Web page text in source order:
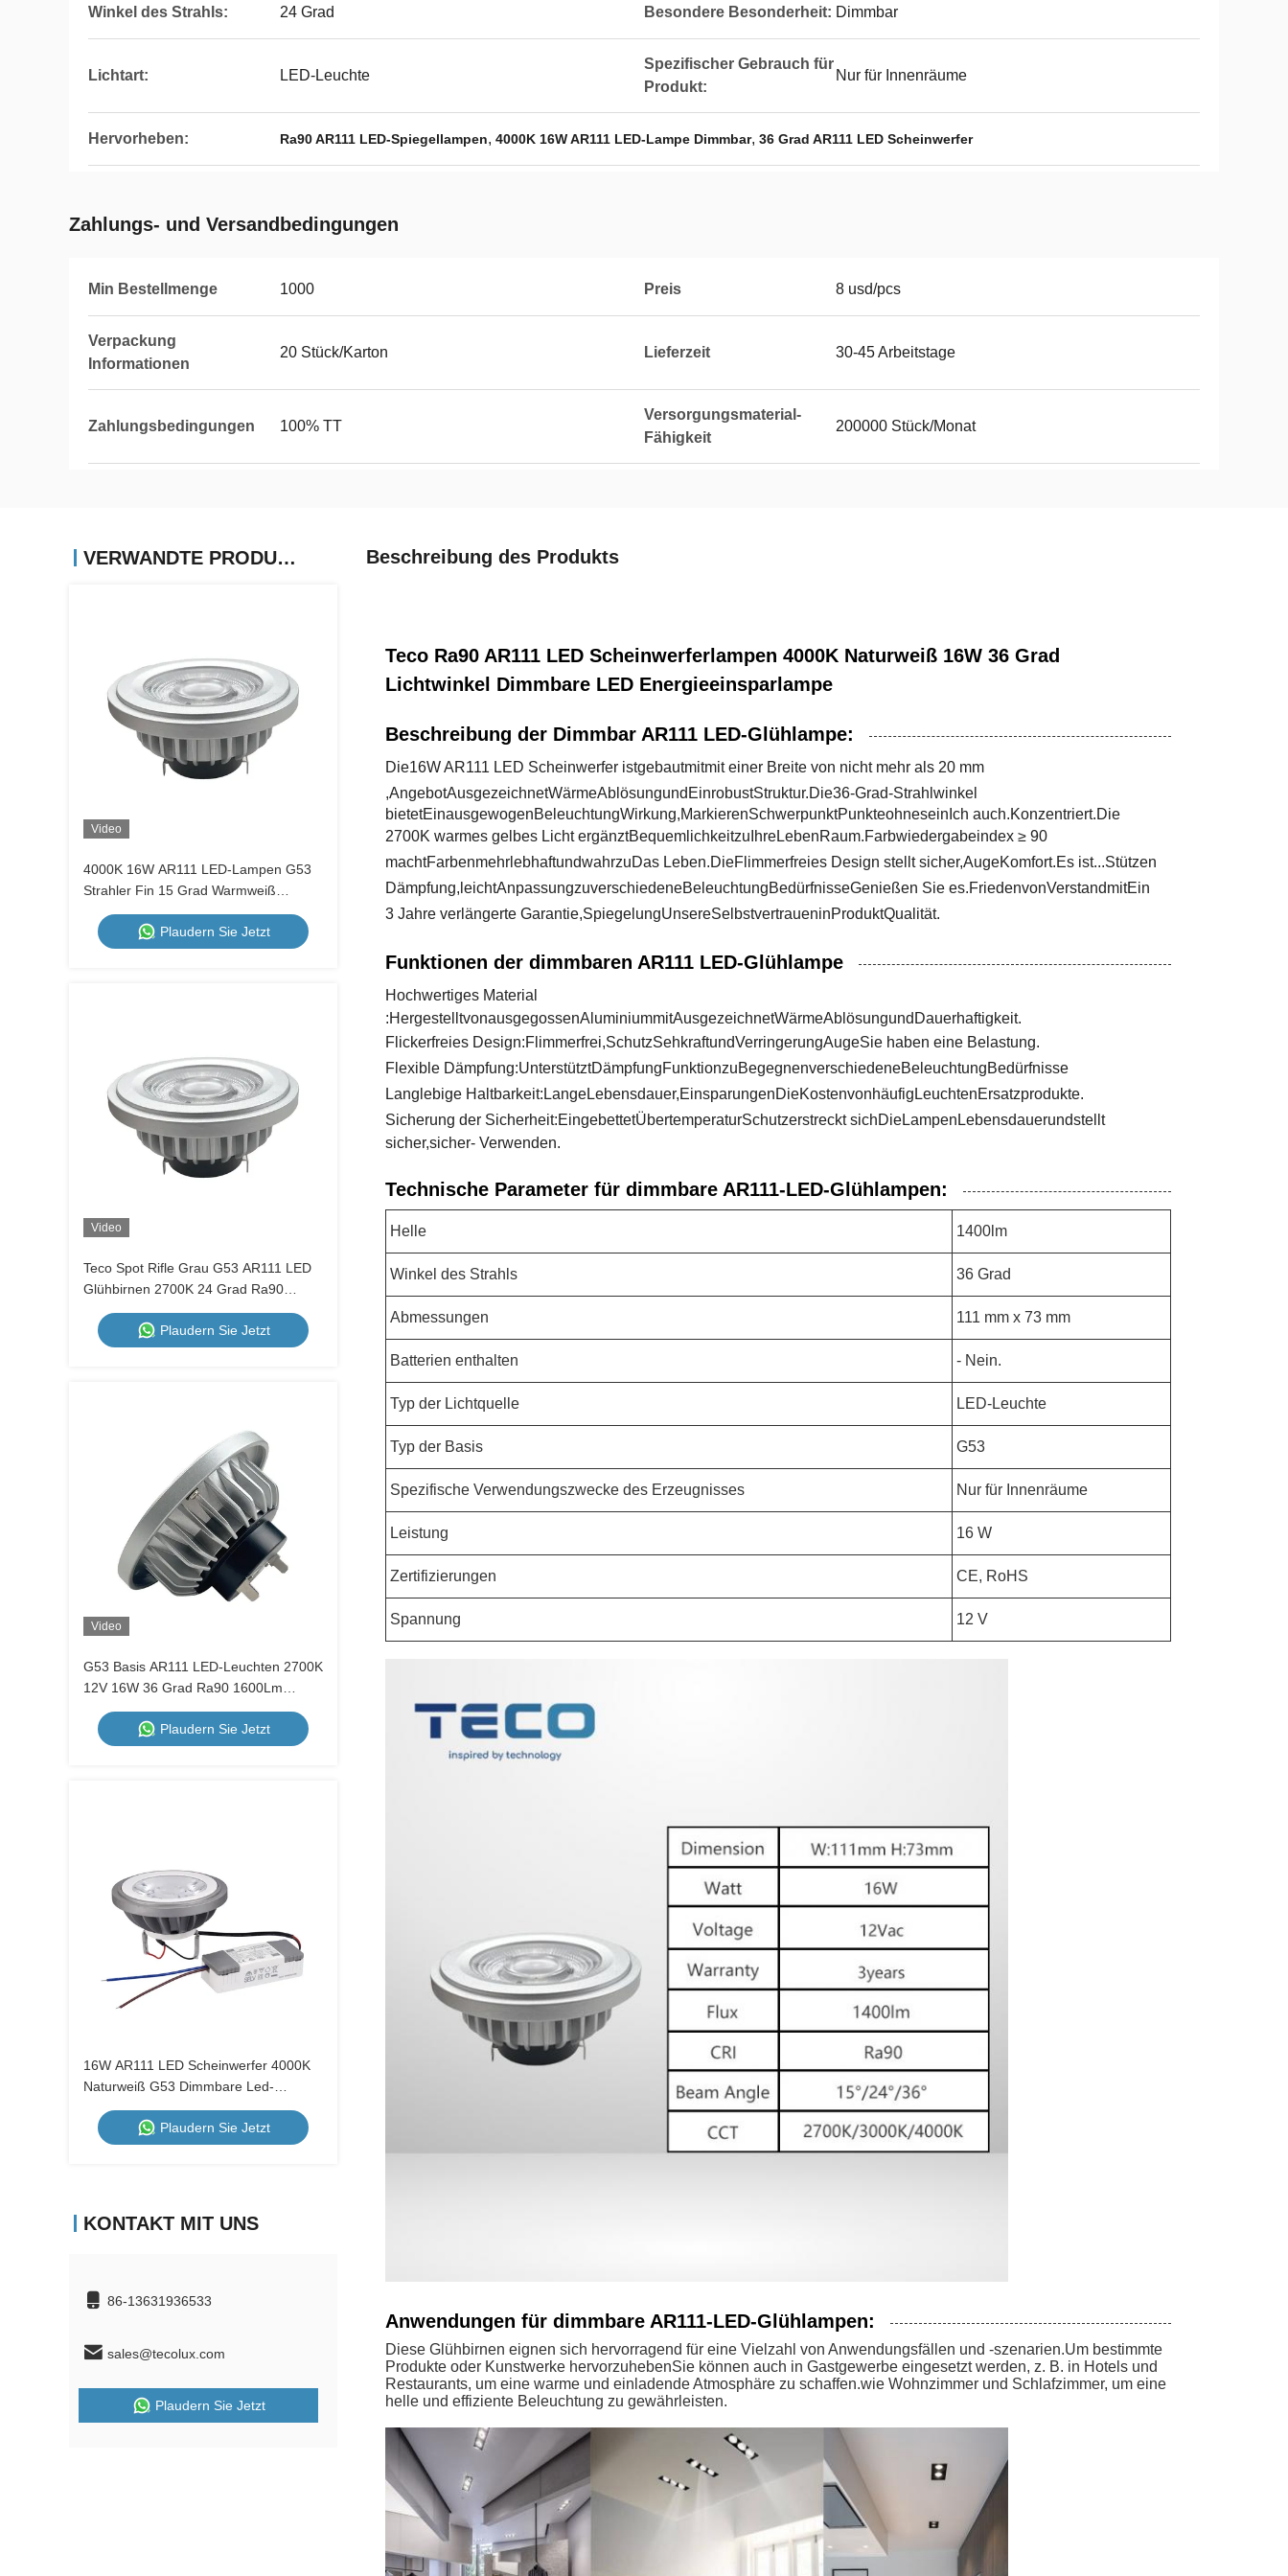
Winkel des Strahls: 24 Grad Besondere Besonderheit: Dimmbar
Lichtart: LED-Leuchte
Spezifischer Gebrauch für
Produkt:
Nur für Innenräume
Hervorheben: Ra90 AR111 LED-Spiegellampen, 4000K 16W AR111 LED-Lampe Dimmbar, 36 Grad AR111 LED Scheinwerfer
Zahlungs- und Versandbedingungen
Min Bestellmenge 1000 Preis 8 usd/pcs
Verpackung
Informationen
20 Stück/Karton Lieferzeit 30-45 Arbeitstage
Zahlungsbedingungen 100% TT
Versorgungsmaterial-
Fähigkeit
200000 Stück/Monat
VERWANDTE PRODUKTE
Video
4000K 16W AR111 LED-Lampen G53
Strahler Fin 15 Grad Warmweiß
Dimmbar
Plaudern Sie Jetzt
Video
Teco Spot Rifle Grau G53 AR111 LED
Glühbirnen 2700K 24 Grad Ra90
1400Lm sehr warm Weiß Dimmbar
Plaudern Sie Jetzt
Video
G53 Basis AR111 LED-Leuchten 2700K
12V 16W 36 Grad Ra90 1600Lm
Dimmbarer Glühbirne
Plaudern Sie Jetzt
16W AR111 LED Scheinwerfer 4000K
Naturweiß G53 Dimmbare Led-
Glühlampe für Restaurants
Plaudern Sie Jetzt
KONTAKT MIT UNS
86-13631936533
sales@tecolux.com
Plaudern Sie Jetzt
Beschreibung des Produkts
Teco Ra90 AR111 LED Scheinwerferlampen 4000K Naturweiß 16W 36 Grad
Lichtwinkel Dimmbare LED Energieeinsparlampe
Beschreibung der Dimmbar AR111 LED-Glühlampe:
Die16W AR111 LED Scheinwerfer istgebautmitmit einer Breite von nicht mehr als 20 mm
,AngebotAusgezeichnetWärmeAblösungund EinrobustStruktur.Die36-Grad-Strahlwinkel
bietetEinausgewogenBeleuchtungWirkung,MarkierenSchwerpunktPunkteohnesein Ich auch.Konzentriert.Die
2700K warmes gelbes Licht ergänztBequemlichkeitzu IhreLebenRaum.Farbwiedergabeindex ≥ 90
machtFarbenmehr lebhaftundwahrzuDas Leben.DieFlimmerfreies Design stellt sicher,AugeKomfort.Es ist...Stützen
Dämpfung, leichtAnpassungzuverschiedeneBeleuchtungBedürfnisseGenießen Sie es.FriedenvonVerstandmitEin
3 Jahre verlängerte Garantie,SpiegelungUnsereSelbstvertraueninProduktQualität.
Funktionen der dimmbaren AR111 LED-Glühlampe
Hochwertiges Material
:HergestelltvonausgegossenAluminiummitAusgezeichnetWärmeAblösungund Dauerhaftigkeit.
Flickerfreies Design:Flimmerfrei,SchutzSehkraftundVerringerungAugeSie haben eine Belastung.
Flexible Dämpfung:UnterstütztDämpfungFunktionzuBegegnenverschiedeneBeleuchtungBedürfnisse
Langlebige Haltbarkeit: LangeLebensdauer,EinsparungenDieKostenvonhäufig LeuchtenErsatzprodukte.
Sicherung der Sicherheit:EingebettetÜbertemperaturSchutzerstreckt sichDieLampen Lebensdauerundstellt
sicher,sicher- Verwenden.
Technische Parameter für dimmbare AR111-LED-Glühlampen:
Helle 1400lm
Winkel des Strahls 36 Grad
Abmessungen 111 mm x 73 mm
Batterien enthalten - Nein.
Typ der Lichtquelle LED-Leuchte
Typ der Basis G53
Spezifische Verwendungszwecke des Erzeugnisses Nur für Innenräume
Leistung 16 W
Zertifizierungen CE, RoHS
Spannung 12 V
Anwendungen für dimmbare AR111-LED-Glühlampen:
Diese Glühbirnen eignen sich hervorragend für eine Vielzahl von Anwendungsfällen und -szenarien.Um bestimmte
Produkte oder Kunstwerke hervorzuhebenSie können auch in Gastgewerbe eingesetzt werden, z. B. in Hotels und
Restaurants, um eine warme und einladende Atmosphäre zu schaffen.wie Wohnzimmer und Schlafzimmer, um eine
helle und effiziente Beleuchtung zu gewährleisten.